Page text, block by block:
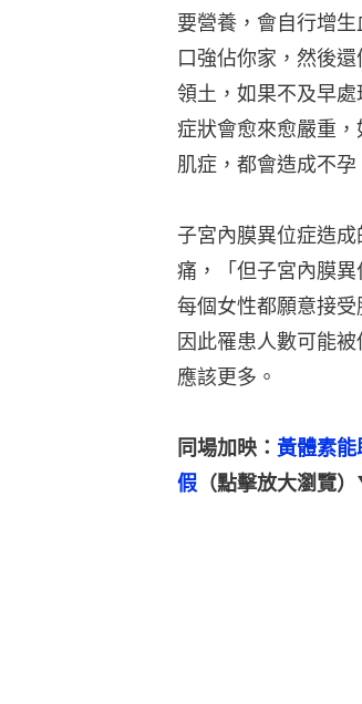
要營養，會自行增
口強佔你家，然後
領土，如果不及早
症狀會愈來愈嚴重
肌症，都會造成不孕
子宮內膜異位症造
痛，「但子宮內膜
每個女性都願意接
因此罹患人數可能
應該更多。
同場加映： 黃體素
假 （點擊放大瀏